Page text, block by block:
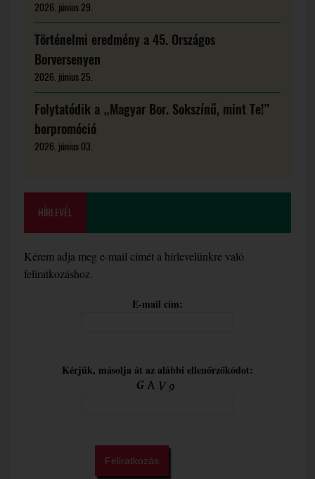
2026. június 29.
Történelmi eredmény a 45. Országos
Borversenyen
2026. június 25.
Folytatódik a „Magyar Bor. Sokszínű, mint Te!”
borpromóció
2026. június 03.
HÍRLEVÉL
Kérem adja meg e-mail címét a hírlevelünkre való
feliratkozáshoz.
E-mail cím:
Kérjük, másolja át az alábbi ellenőrzőkódot: